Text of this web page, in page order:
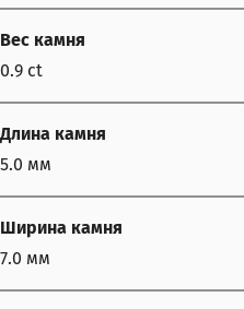
Вес камня
0.9 ct
Длина камня
5.0 мм
Ширина камня
7.0 мм